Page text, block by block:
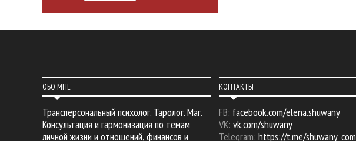
ОБО МНЕ
Трансперсональный психолог. Таролог. Маг.
Консультация и гармонизация по темам
личной жизни и отношений, финансов и
КОНТАКТЫ
FB: facebook.com/elena.shuwany
VK: vk.com/shuwany
Telegram: https://t.me/shuwany_com